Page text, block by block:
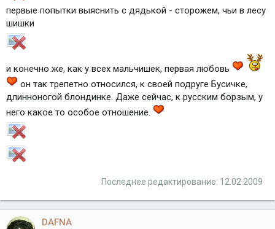
первые попытки выяснить с дядькой - сторожем, чьи в лесу
шишки
и конечно же, как у всех мальчишек, первая любовь
он так трепетно относился, к своей подруге Бусичке,
длинноногой блондинке. Даже сейчас, к русским борзым, у
него какое то особое отношение.
Последнее редактирование: 12.02.2009
DAFNA